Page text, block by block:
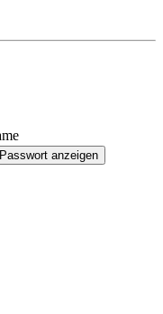
Passwort anzeigen